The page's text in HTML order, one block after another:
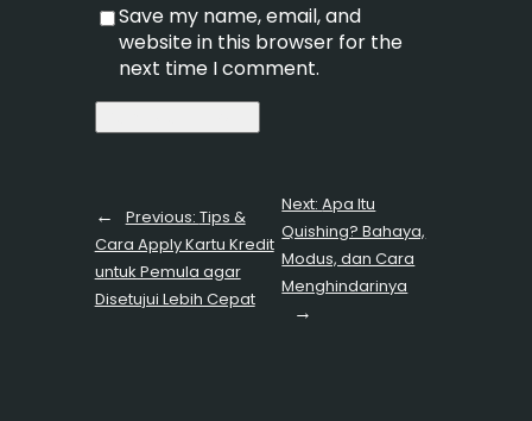
Save my name, email, and
website in this browser for the
next time I comment.
← Previous: Tips &
Cara Apply Kartu Kredit
untuk Pemula agar
Disetujui Lebih Cepat
Next:Apa Itu
Quishing? Bahaya,
Modus, dan Cara
Menghindarinya
→